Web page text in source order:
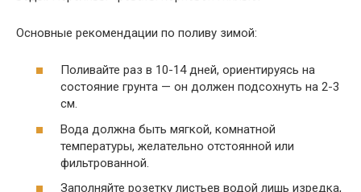
Основные рекомендации по поливу зимой:
Поливайте раз в 10-14 дней, ориентируясь на
состояние грунта — он должен подсохнуть на 2-3
см.
Вода должна быть мягкой, комнатной
температуры, желательно отстоянной или
фильтрованной.
Заполняйте розетку листьев водой лишь изредка,